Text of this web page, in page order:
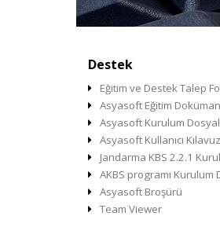
Destek
Eğitim ve Destek Talep
Asyasoft Eğitim
Asyasoft Kurulum
Asyasoft Kullanıcı
Jandarma KBS 2.2.1
AKBS programı Kurulum
Asyasoft Broşürü
Team Viewer